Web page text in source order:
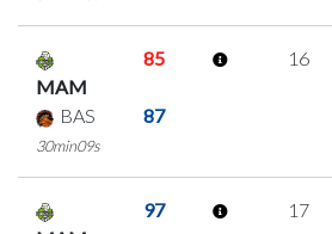
MAM
85
BAS 87
30min09s
16
97 17